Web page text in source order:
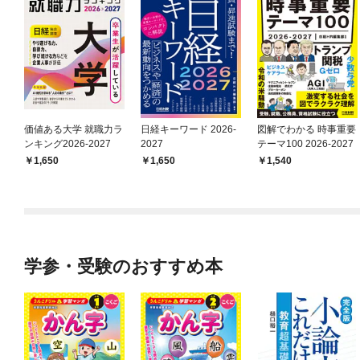
価値ある大学 就職力ラ
ンキング2026-2027
1,650
日経キーワード 2026-
2027
1,650
図解でわかる 時事重要
テーマ100 2026-2027
1,540
学参・受験のおすすめ本